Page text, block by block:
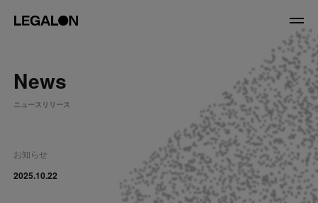
About
役員紹介
Service
News
ニュースリリース
お知らせ
2025.10.22